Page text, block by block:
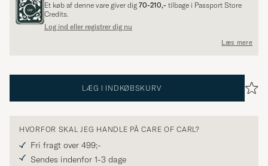
Et køb af denne vare giver dig 70-210,- tilbage i Passport Store
Credits.
Log ind eller registrer dig nu
Læs mere
LÆG I INDKØBSKURV
HVORFOR SKAL JEG HANDLE PÅ CARE OF CARL?
Fri fragt over 499;-
Sendes indenfor 1-3 dage